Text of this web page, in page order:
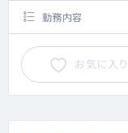
勤務内容
お気に入り